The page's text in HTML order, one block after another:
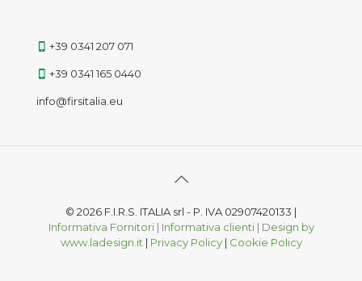
+39 0341 207 071
+39 0341 165 0440
info@firsitalia.eu
© 2026 F.I.R.S. ITALIA srl - P. IVA 02907420133 |
Informativa Fornitori | Informativa clienti | Design by
www.ladesign.it | Privacy Policy| Cookie Policy